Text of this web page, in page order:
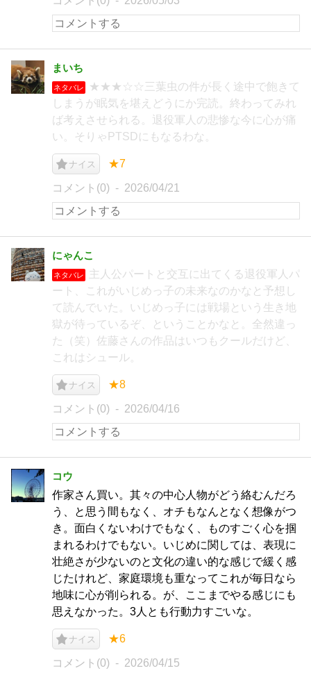
まいち
ネタバレ
★★★☆☆三葉虫の件が長く途中で飽きて
しまうが眠気を堪えどうにか完読。終わってみれ
ば考えさせられる。退役軍人の悲惨な今に心が痛
い。そりゃPTSDにもなるわな。
ナイス ★7
コメント(0) 2026/04/21
にゃんこ
ネタバレ
主人公パートと交互に出てくる退役軍人パ
ート、これがいじめっ子の未来なのかなと予想し
て読んでいた。いじめっ子には戦場という生き地
獄が待っているぞ、ということかなと。全然違っ
た（笑）佐藤さんの作品はいつもクールだけど、
これはシュール。
ナイス ★8
コメント(0) 2026/04/16
コウ
作家さん買い。其々の中心人物がどう絡むんだろ
う、と思う間もなく、オチもなんとなく想像がつ
き。面白くないわけでもなく、ものすごく心を掴
まれるわけでもない。いじめに関しては、表現に
壮絶さが少ないのと文化の違い的な感じで緩く感
じたけれど、家庭環境も重なってこれが毎日なら
地味に心が削られる。が、ここまでやる感じにも
思えなかった。3人とも行動力すごいな。
ナイス ★6
コメント(0) 2026/04/15